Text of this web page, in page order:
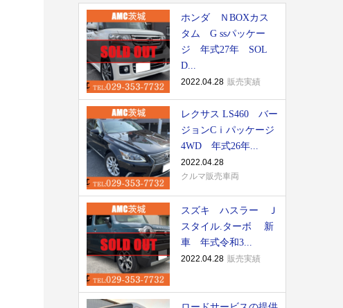
ホンダ ＮBOXカス
タム G ssパッケー
ジ 年式27年 SOL
D...
2022.04.28 販売実績
レクサス LS460 バー
ジョンCｉパッケージ
4WD 年式26年...
2022.04.28
クルマ販売車両
スズキ ハスラー Ｊ
スタイル.ターボ 新
車 年式令和3...
2022.04.28 販売実績